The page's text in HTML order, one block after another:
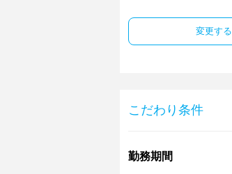
変更する
こだわり条件
勤務期間